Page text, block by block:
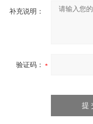
补充说明：
验证码：